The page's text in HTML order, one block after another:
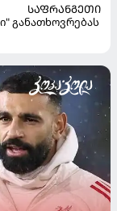
ᲡᲐᲤᲠᲐᲜᲒᲔᲗᲘ
განათხოვრებას